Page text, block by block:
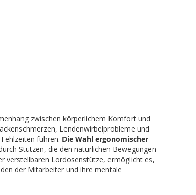
zwischen körperlichem Komfort und
Lendenwirbelprobleme und
führen. Die Wahl ergonomischer
Stützen, die den natürlichen Bewegungen
verstellbaren Lordosenstütze, ermöglicht es,
der Mitarbeiter und ihre mentale